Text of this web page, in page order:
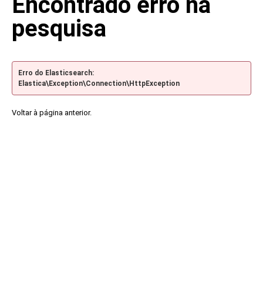
pesquisa
Erro do Elasticsearch:
Elastica\Exception\Connection\HttpException
Voltar à página anterior.